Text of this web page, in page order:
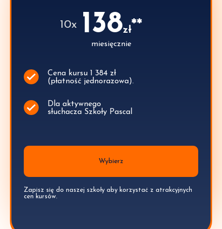
10x 138zł**
miesięcznie
Cena kursu 1 384 zł
(płatność jednorazowa).
Dla aktywnego
słuchacza Szkoły Pascal
Wybierz
Zapisz się do naszej szkoły aby korzystać z atrakcyjnych
cen kursów.